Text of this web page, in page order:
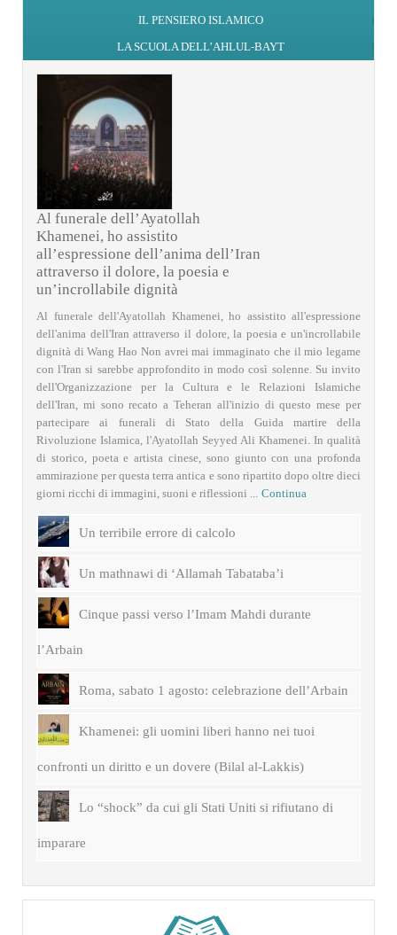
IL PENSIERO ISLAMICO
LA SCUOLA DELL’AHLUL-BAYT
Al funerale dell’Ayatollah
Khamenei, ho assistito
all’espressione dell’anima dell’Iran
attraverso il dolore, la poesia e
un’incrollabile dignità
Al funerale dell'Ayatollah Khamenei, ho assistito all'espressione
dell'anima dell'Iran attraverso il dolore, la poesia e un'incrollabile
dignità di Wang Hao Non avrei mai immaginato che il mio legame
con l'Iran si sarebbe approfondito in modo così solenne. Su invito
dell'Organizzazione per la Cultura e le Relazioni Islamiche
dell'Iran, mi sono recato a Teheran all'inizio di questo mese per
partecipare ai funerali di Stato della Guida martire della
Rivoluzione Islamica, l'Ayatollah Seyyed Ali Khamenei. In qualità
di storico, poeta e artista cinese, sono giunto con una profonda
ammirazione per questa terra antica e sono ripartito dopo oltre dieci
giorni ricchi di immagini, suoni e riflessioni ...
Continua
Un terribile errore di calcolo
Un mathnawi di ‘Allamah Tabataba’i
Cinque passi verso l’Imam Mahdi durante
l’Arbain
Roma, sabato 1 agosto: celebrazione dell’Arbain
Khamenei: gli uomini liberi hanno nei tuoi
confronti un diritto e un dovere (Bilal al-Lakkis)
Lo “shock” da cui gli Stati Uniti si rifiutano di
imparare